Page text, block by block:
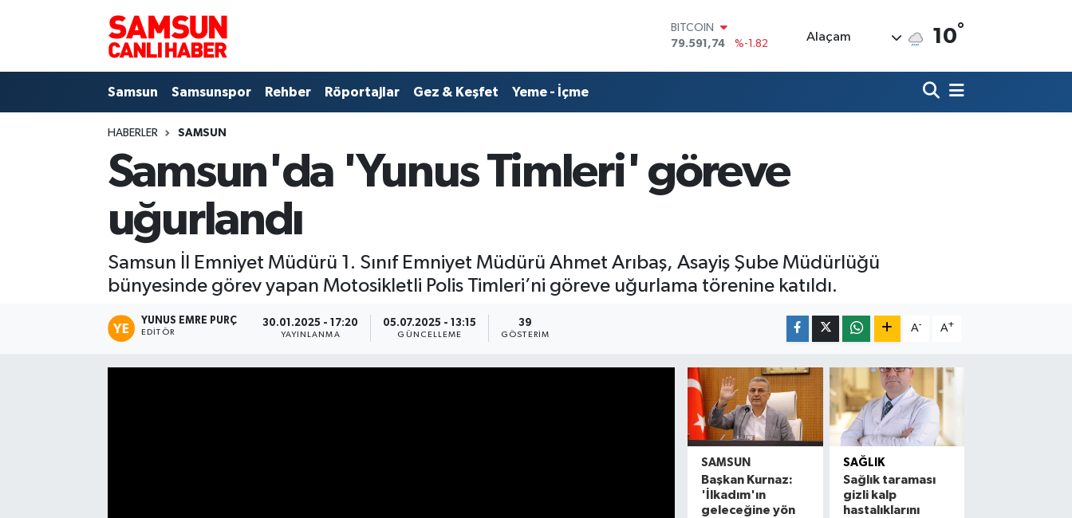
DOLAR
45,43620
%0.02
BİST100
14.598,00
%0
Alaçam 10°
Samsun Samsunspor Rehber Röportajlar Gez & Keşfet Yeme - İçme
HABERLER SAMSUN
Samsun'da 'Yunus Timleri' göreve
uğurlandı
Samsun İl Emniyet Müdürü 1. Sınıf Emniyet Müdürü Ahmet Arıbaş, Asayiş Şube Müdürlüğü
bünyesinde görev yapan Motosikletli Polis Timleri’ni göreve uğurlama törenine katıldı.
YUNUS EMRE PURÇ
EDITÖR
30.01.2025 - 17:20
YAYINLANMA
05.07.2025 - 13:15
GÜNCELLEME
39
GÖSTERIM
A- A+
SAMSUN
Başkan Kurnaz:
'İlkadım'ın
geleceğine yön
SAĞLIK
Sağlık taraması
gizli kalp
hastalıklarını
Samsunspor
Samsun Nöbetçi Eczaneler
Samsun Hava Durumu
Samsun Trafik Yoğunluk Haritası
Süper Lig Puan Durumu ve Fikstür
Tüm Manşetler
Haber Arşivi